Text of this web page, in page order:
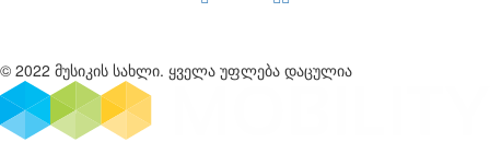
© 2022 მუსიკის სახლი. ყველა უფლება დაცულია